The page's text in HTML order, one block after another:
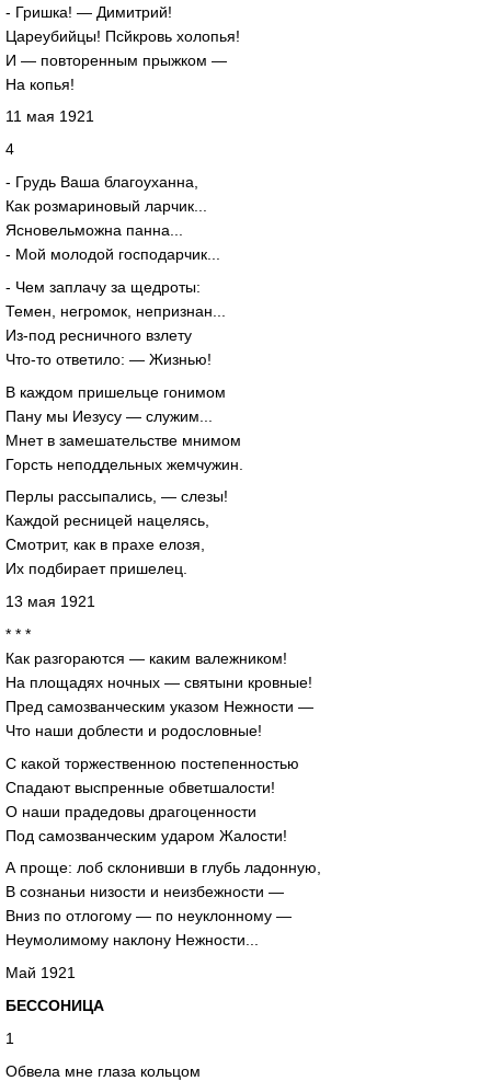
- Гришка! — Димитрий!
Цареубийцы! Псйкровь холопья!
И — повторенным прыжком —
На копья!
11 мая 1921
4
- Грудь Ваша благоуханна,
Как розмариновый ларчик...
Ясновельможна панна...
- Мой молодой господарчик...
- Чем заплачу за щедроты:
Темен, негромок, непризнан...
Из-под ресничного взлету
Что-то ответило: — Жизнью!
В каждом пришельце гонимом
Пану мы Иезусу — служим...
Мнет в замешательстве мнимом
Горсть неподдельных жемчужин.
Перлы рассыпались, — слезы!
Каждой ресницей нацелясь,
Смотрит, как в прахе елозя,
Их подбирает пришелец.
13 мая 1921
* * *
Как разгораются — каким валежником!
На площадях ночных — святыни кровные!
Пред самозванческим указом Нежности —
Что наши доблести и родословные!
С какой торжественною постепенностью
Спадают выспренные обветшалости!
О наши прадедовы драгоценности
Под самозванческим ударом Жалости!
А проще: лоб склонивши в глубь ладонную,
В сознаньи низости и неизбежности —
Вниз по отлогому — по неуклонному —
Неумолимому наклону Нежности...
Май 1921
БЕССОНИЦА
1
Обвела мне глаза кольцом